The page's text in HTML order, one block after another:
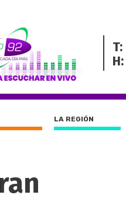
T:
H:
LA REGIÓN